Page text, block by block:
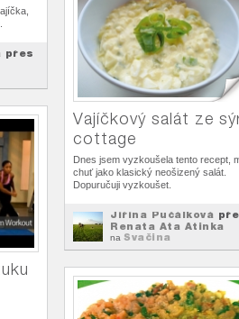
přes
Vajíčkový salát ze
cottage
Dnes jsem vyzkoušela tento recept,
chuť jako klasický neošizený salát.
Dopuručuji vyzkoušet.
Jiřina Pučálková
Renata Ata Atinka
na Svačina